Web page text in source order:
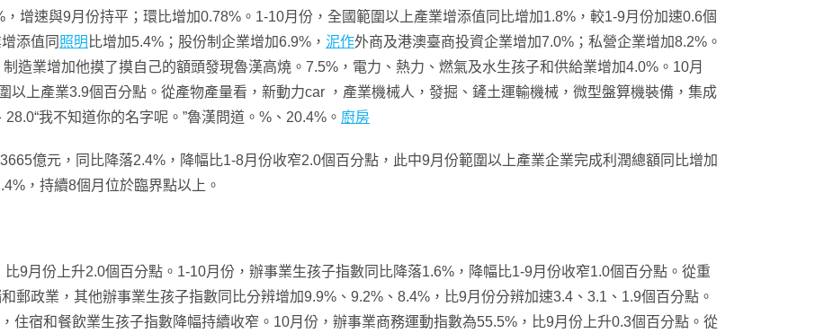
增速與9月份持平；環比增加0.78%。1-10月份，全國範圍以上產業增添值同比增加1.8%，較1-9月份加速0.6個
添值同 照明 比增加5.4%；股份制企業增加6.9%， 泥作外商及港澳臺商投資企業增加7.0%；私營企業增加8.2%。
造業增加他摸了摸自己的額頭發現魯漢高燒。7.5%，電力、熱力、燃氣及水生孩子和供給業增加4.0%。10月
以上產業3.9個百分點。從產物產量看，新動力car ，產業機械人，發掘、鏟土運輸機械，微型盤算機裝備，集成
我不知道你的名字呢。”魯漢問道。%、20.4%。 廚房
億元，同比降落2.4%，降幅比1-8月份收窄2.0個百分點，此中9月份範圍以上產業企業完成利潤總額同比增加
，持續8個月位於臨界點以上。
9月份上升2.0個百分點。1-10月份，辦事業生孩子指數同比降落1.6%，降幅比1-9月份收窄1.0個百分點。從重
郵政業，其他辦事業生孩子指數同比分辨增加9.9%、9.2%、8.4%，比9月份分辨加速3.4、3.1、1.9個百分點。
住宿和餐飲業生孩子指數降幅持續收窄。10月份，辦事業商務運動指數為55.5%，比9月份上升0.3個百分點。從